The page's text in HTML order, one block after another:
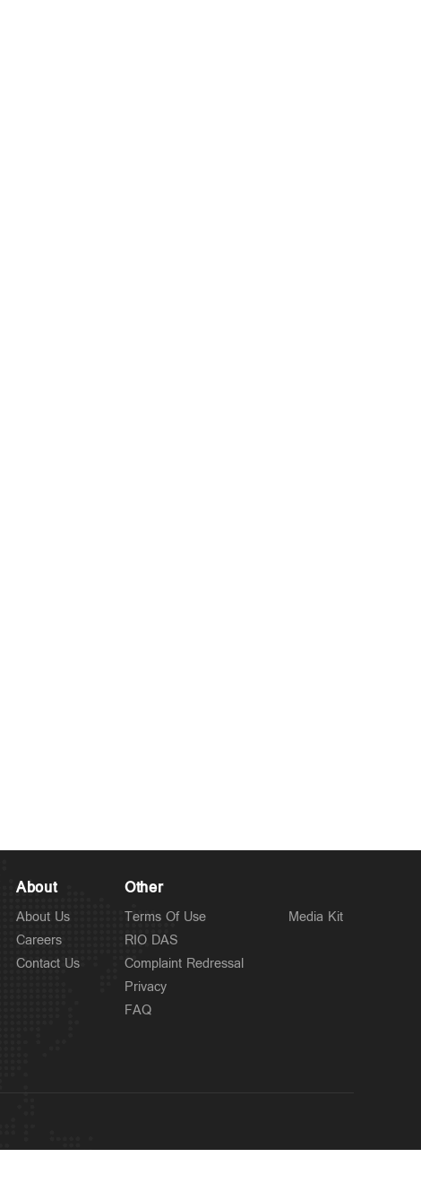
About
About Us
Careers
Contact Us
Other
Terms Of Use
RIO DAS
Complaint Redressal
Privacy
FAQ
Media Kit